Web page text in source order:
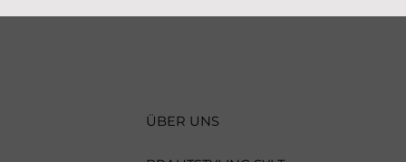
ÜBER UNS